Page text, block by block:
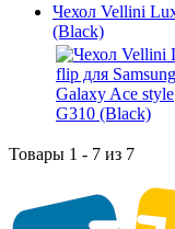
Чехол Vellini
(Black)
Товары 1 - 7 из 7